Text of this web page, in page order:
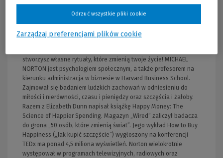
znajdować motywację,• stawiać czoła wyzwaniom,• odczuwać
satysfakcję z pracy, • odnaleźć poczucie przynależności,•
przechodzić przez trudne etapy w życiu, • pogodzić się ze stratą i
stworzysz własne rytuały, które zmienią twoje życie! MICHAEL
NORTON jest psychologiem społecznym, a także profesorem na
kierunku administracja w biznesie w Harvard Business School.
Zajmował się badaniem ludzkich zachowań w odniesieniu do
miłości i nierówności, czasu i pieniędzy oraz szczęścia i żałoby.
Razem z Elizabeth Dunn napisał książkę Happy Money: The
Science of Happier Spending. Magazyn „Wired” zaliczył badacza
do grona „50 osób, które zmienią świat”. Jego wykład How to Buy
Happiness („Jak kupić szczęście”) wygłoszony na konferencji
TEDx ma ponad 4,5 miliona wyświetleń. Norton wielokrotnie
występował w programach telewizyjnych, radiowych oraz
Zarządzaj preferencjami plików cookie
Odrzuć wszystkie pliki cookie